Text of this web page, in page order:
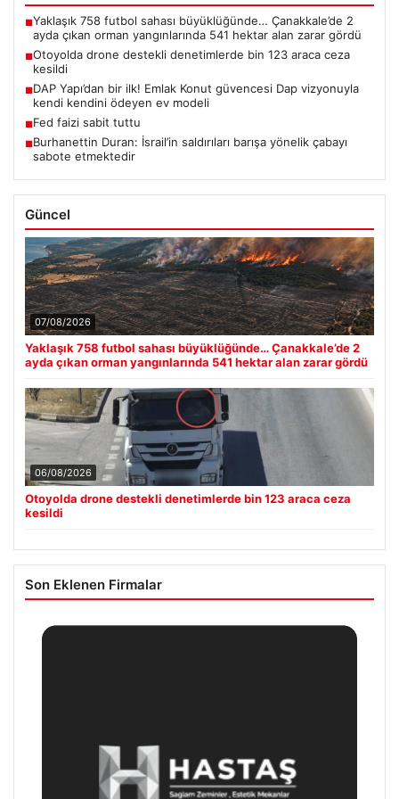
■Yaklaşık 758 futbol sahası büyüklüğünde… Çanakkale’de 2
ayda çıkan orman yangınlarında 541 hektar alan zarar gördü
■Otoyolda drone destekli denetimlerde bin 123 araca ceza
kesildi
■DAP Yapı’dan bir ilk! Emlak Konut güvencesi Dap vizyonuyla
kendi kendini ödeyen ev modeli
■Fed faizi sabit tuttu
■Burhanettin Duran: İsrail’in saldırıları barışa yönelik çabayı
sabote etmektedir
Güncel
07/08/2026
Yaklaşık 758 futbol sahası büyüklüğünde… Çanakkale’de 2
ayda çıkan orman yangınlarında 541 hektar alan zarar gördü
06/08/2026
Otoyolda drone destekli denetimlerde bin 123 araca ceza
kesildi
Son Eklenen Firmalar